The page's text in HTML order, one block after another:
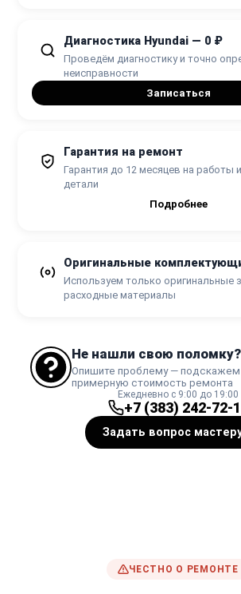
Диагностика Hyundai — 0 ₽
Проведём диагностику и точно
неисправности
Записаться
Гарантия на ремонт
Гарантия до 12 месяцев на работы
детали
Подробнее
Оригинальные
Используем только оригинальные
расходные материалы
Не нашли свою поломку?
Опишите проблему — подскажем
примерную стоимость ремонта
Ежедневно с 9:00 до 19:00
+7 (383) 242-72-
Задать вопрос
ЧЕСТНО О РЕМОНТЕ